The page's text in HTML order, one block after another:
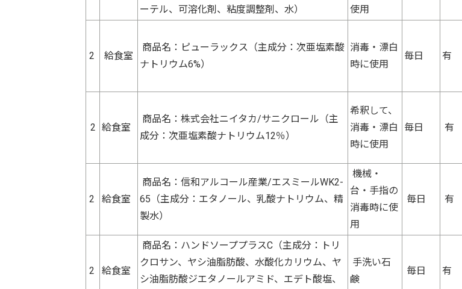
ーテル、可溶化剤、粘度調整剤、水）
使用
2 給食室
商品名：ピューラックス（主成分：次亜塩素酸
ナトリウム6%）
消毒・漂白
時に使用
毎日 有
2 給食室
商品名：株式会社ニイタカ/サニクロール（主
成分：次亜塩素酸ナトリウム12％）
希釈して、
消毒・漂白
時に使用
毎日 有
2 給食室
商品名：信和アルコール産業/エスミールWK2-
65（主成分：エタノール、乳酸ナトリウム、精
製水）
機械・
台・手指の
消毒時に使
用
毎日 有
2 給食室
商品名：ハンドソーププラスC（主成分：トリ
クロサン、ヤシ油脂肪酸、水酸化カリウム、ヤ
シ油脂肪酸ジエタノールアミド、エデト酸塩、
手洗い石
鹸
毎日 有